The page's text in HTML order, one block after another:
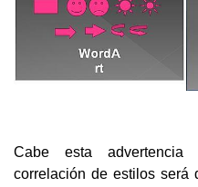
Cabe esta
correlación de estilos será